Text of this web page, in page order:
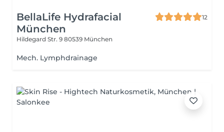
BellaLife Hydrafacial
München
12
Hildegard Str. 9 80539 München
Mech. Lymphdrainage